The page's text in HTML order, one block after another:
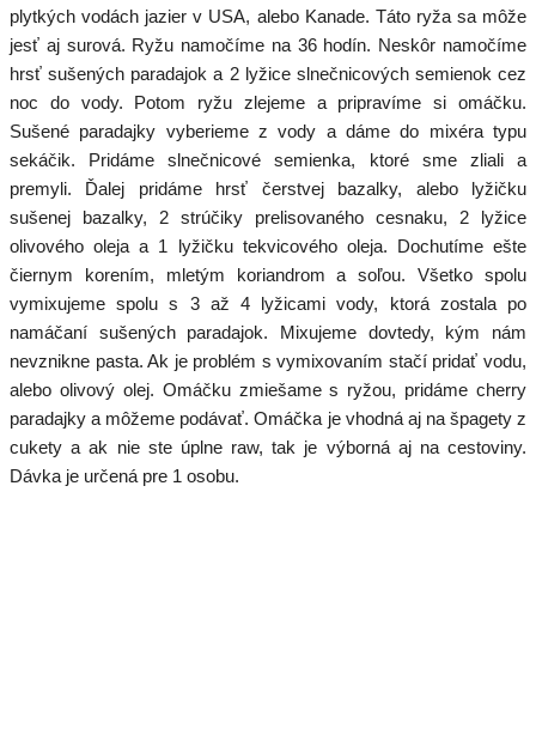
plytkých vodách jazier v USA, alebo Kanade. Táto ryža sa môže
jesť aj surová. Ryžu namočíme na 36 hodín. Neskôr namočíme
hrsť sušených paradajok a 2 lyžice slnečnicových semienok cez
noc do vody. Potom ryžu zlejeme a pripravíme si omáčku.
Sušené paradajky vyberieme z vody a dáme do mixéra typu
sekáčik. Pridáme slnečnicové semienka, ktoré sme zliali a
premyli. Ďalej pridáme hrsť čerstvej bazalky, alebo lyžičku
sušenej bazalky, 2 strúčiky prelisovaného cesnaku, 2 lyžice
olivového oleja a 1 lyžičku tekvicového oleja. Dochutíme ešte
čiernym korením, mletým koriandrom a soľou. Všetko spolu
vymixujeme spolu s 3 až 4 lyžicami vody, ktorá zostala po
namáčaní sušených paradajok. Mixujeme dovtedy, kým nám
nevznikne pasta. Ak je problém s vymixovaním stačí pridať vodu,
alebo olivový olej. Omáčku zmiešame s ryžou, pridáme cherry
paradajky a môžeme podávať. Omáčka je vhodná aj na špagety z
cukety a ak nie ste úplne raw, tak je výborná aj na cestoviny.
Dávka je určená pre 1 osobu.